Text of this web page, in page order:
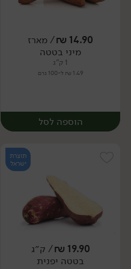
מארז
14.90
₪/ מארז
מיני בטטה
1 ק"ג
1.49 ₪ ל-100 גרם
הוספה לסל
מארז
תוצרת
ישראל
19.90
₪/ ק״ג
בטטה יפנית